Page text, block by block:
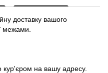
доставку вашого
межами.
кур'єром на вашу адресу.